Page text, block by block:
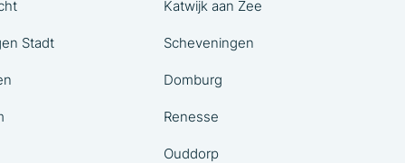
Stadt
Katwijk aan Zee
Scheveningen
Domburg
Renesse
Ouddorp